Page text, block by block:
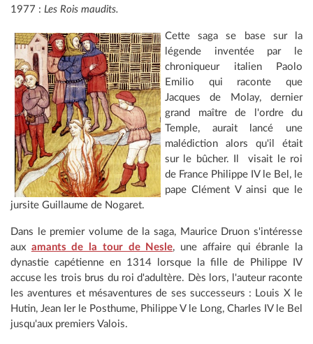
1977 : Les Rois maudits.
Cette saga se base sur la
légende inventée par le
chroniqueur italien Paolo
Emilio qui raconte que
Jacques de Molay, dernier
grand maître de l'ordre du
Temple, aurait lancé une
malédiction alors qu'il était
sur le bûcher. Il visait le roi
de France Philippe IV le Bel, le
pape Clément V ainsi que le
jursite Guillaume de Nogaret.
Dans le premier volume de la saga, Maurice Druon s'intéresse
aux amants de la tour de Nesle, une affaire qui ébranle la
dynastie capétienne en 1314 lorsque la fille de Philippe IV
accuse les trois brus du roi d'adultère. Dès lors, l'auteur raconte
les aventures et mésaventures de ses successeurs : Louis X le
Hutin, Jean Ier le Posthume, Philippe V le Long, Charles IV le Bel
jusqu'aux premiers Valois.